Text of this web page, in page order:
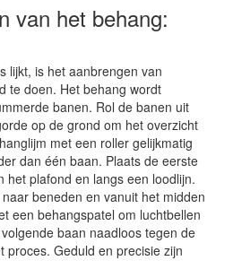
van het behang:
lijkt, is het aanbrengen van
te doen. Het behang wordt
banen. Rol de banen uit
op de grond om het overzicht
met een roller gelijkmatig
dan één baan. Plaats de eerste
het plafond en langs een loodlijn.
beneden en vanuit het midden
een behangspatel om luchtbellen
baan naadloos tegen de
proces. Geduld en precisie zijn